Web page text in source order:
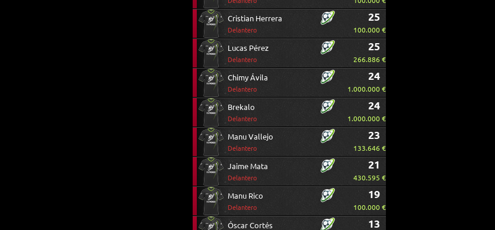
Cristian Herrera
Delantero
25
100.000 €
Lucas Pérez
Delantero
25
266.886 €
Chimy Ávila
Delantero
24
1.000.000 €
Brekalo
Delantero
24
1.000.000 €
Manu Vallejo
Delantero
23
133.646 €
Jaime Mata
Delantero
21
430.595 €
Manu Rico
Delantero
19
100.000 €
Óscar Cortés 13